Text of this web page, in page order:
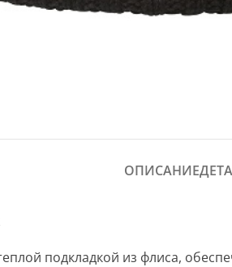
ОПИСАНИЕ
подкладкой из флиса,